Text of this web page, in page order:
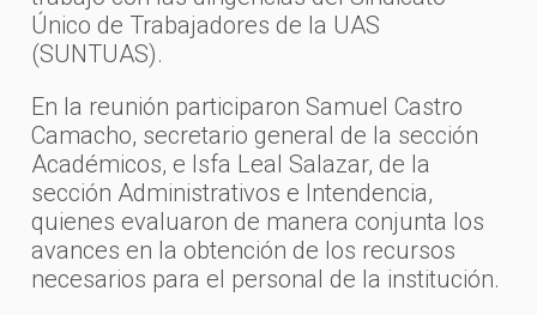
Único de Trabajadores de la UAS
(SUNTUAS).
En la reunión participaron Samuel Castro
Camacho, secretario general de la sección
Académicos, e Isfa Leal Salazar, de la
sección Administrativos e Intendencia,
quienes evaluaron de manera conjunta los
avances en la obtención de los recursos
necesarios para el personal de la institución.